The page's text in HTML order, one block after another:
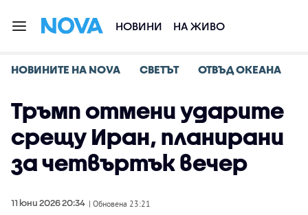
НОВИНИ НА ЖИВО
НОВИНИТЕ НА NOVA СВЕТЪТ ОТВЪД ОКЕАНА
Тръмп отмени ударите
срещу Иран, планирани
за четвъртък вечер
11 юни 2026 20:34 | Обновена 23:21